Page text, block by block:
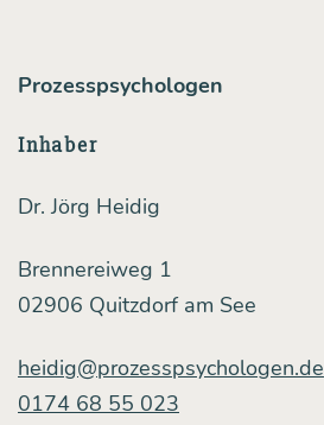
Prozesspsychologen
Inhaber
Dr. Jörg Heidig
Brennereiweg 1
02906 Quitzdorf am See
heidig@prozesspsychologen.de
0174 68 55 023